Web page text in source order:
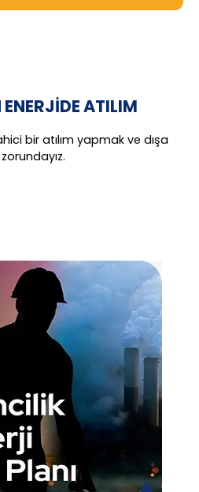
ATILIM
bir atılım yapmak ve dışa
zorundayız.